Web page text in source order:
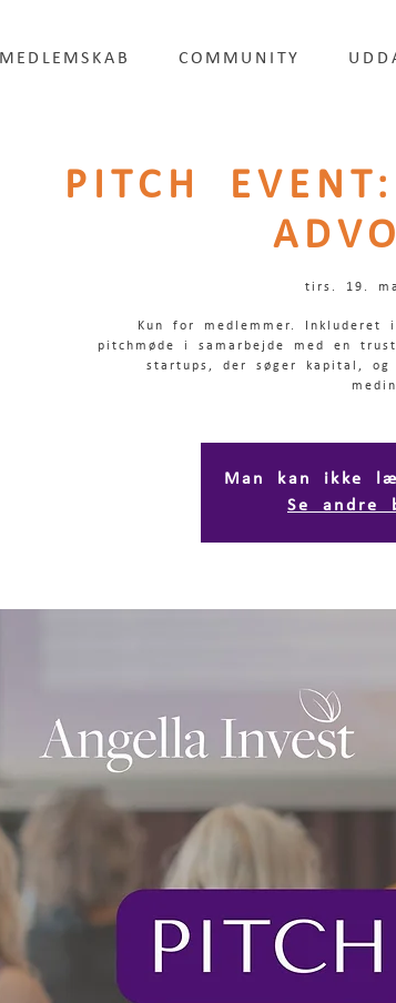
MEDLEMSKAB COMMUNITY
PITCH
tirs. 19.
Kun for medlemmer. Inkluderet
pitchmøde i samarbejde med en
startups, der søger kapital,
Man kan ikke
Se andre